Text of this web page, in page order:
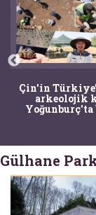
Çin'in
arkeolojik
Yoğunburç'ta
Gülhane